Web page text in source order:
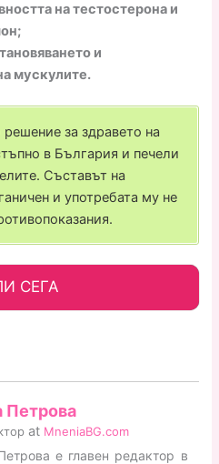
на тестостерона и
и
мускулите.
за здравето на
в България и печели
Съставът на
и употребата му не
СЕГА
Петрова
at MneniaBG.com
е главен редактор в